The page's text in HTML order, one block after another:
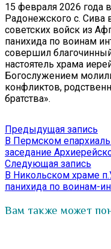
15 февраля 2026 года
Радонежского с.
советских войск из
панихида по воинам
совершил
настоятель храма
Богослужением
конфликтов,
братства».
Навигация
по
записям
Предыдущая запись
В Пермском
заседание
Следующая запись
В Никольском храме
панихида по воинам-
Вам также может